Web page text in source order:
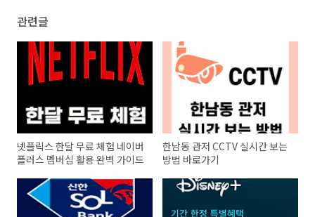
관련글
넷플릭스 한달 무료 체험 네이버
플러스 멤버십 활용 완벽 가이드
한남동 관저 CCTV 실시간 보는
방법 바로가기